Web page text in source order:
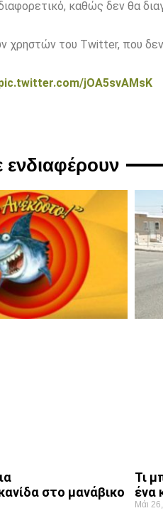
καθώς δεν θα
χρηστών του Twitter, που
jOA5svAMsK
στο μανάβικο
Τι
ένα
Μάι